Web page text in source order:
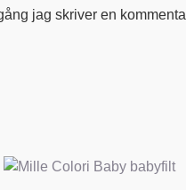
jag skriver en